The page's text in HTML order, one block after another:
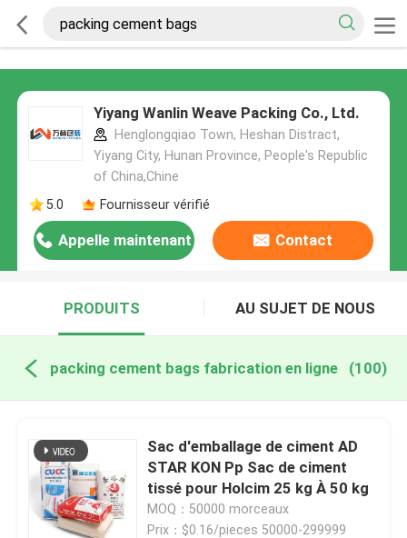
Yiyang Wanlin Weave Packing Co., Ltd.
Henglongqiao Town, Heshan Distract,
Yiyang City, Hunan Province, People's Republic
of China,Chine
5.0
Fournisseur vérifié
Appelle maintenant Contact
PRODUITS AU SUJET DE NOUS
packing cement bags fabrication en ligne (100)
Sac d'emballage de ciment AD
STAR KON Pp Sac de ciment
tissé pour Holcim 25 kg À 50 kg
MOQ：50000 morceaux
Prix：$0.16/pieces 50000-299999